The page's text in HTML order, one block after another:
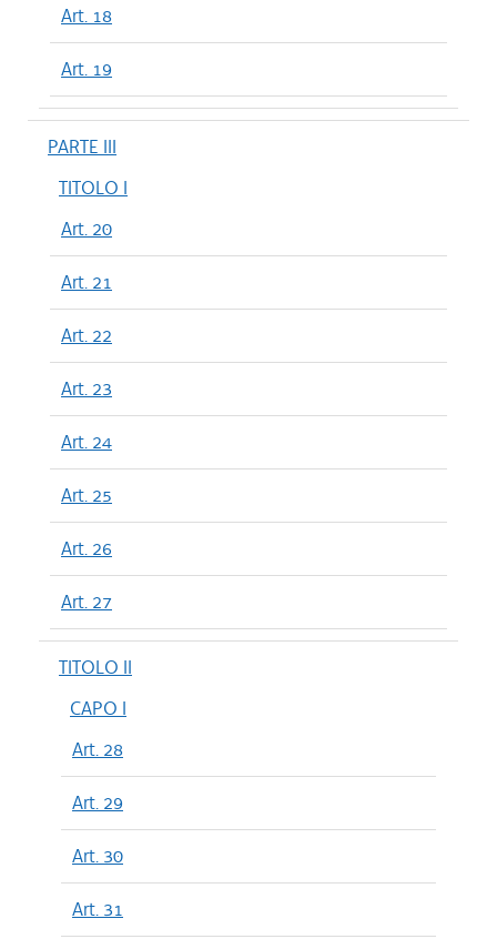
Art. 18
Art. 19
PARTE III
TITOLO I
Art. 20
Art. 21
Art. 22
Art. 23
Art. 24
Art. 25
Art. 26
Art. 27
TITOLO II
CAPO I
Art. 28
Art. 29
Art. 30
Art. 31